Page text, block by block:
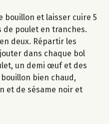
bouillon et laisser cuire 5
de poulet en tranches.
deux. Répartir les
dans chaque bol
un demi œuf et des
bien chaud,
et de sésame noir et